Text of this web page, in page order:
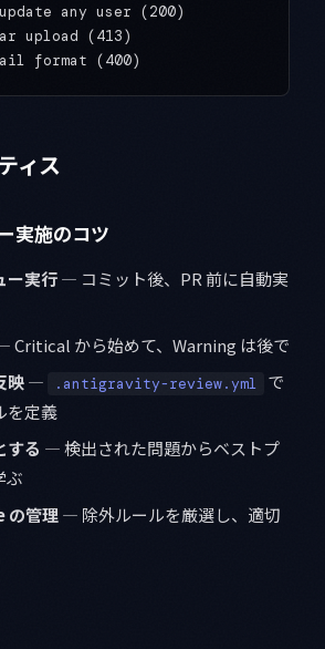
any user (200)
upload (413)
ィス
実施のコツ
ー実行— コミット後、PR 前に自動実
Critical から始めて、Warning は後で
映— .antigravity-review.yml
で
を定義
する — 検出された問題からベストプ
ぶ
の管理— 除外ルールを厳選し、適切